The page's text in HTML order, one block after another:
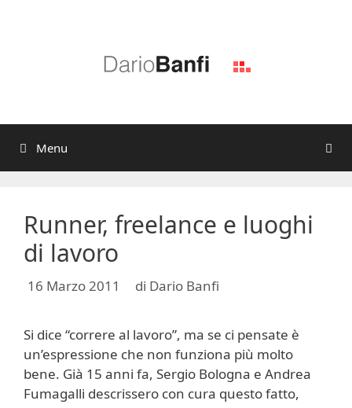
Menu
Runner, freelance e luoghi
di lavoro
16 Marzo 2011 di Dario Banfi
Si dice “correre al lavoro”, ma se ci pensate è
un’espressione che non funziona più molto
bene. Già 15 anni fa, Sergio Bologna e Andrea
Fumagalli descrissero con cura questo fatto,